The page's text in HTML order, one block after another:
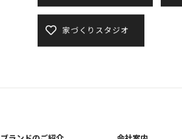
家づくりスタジオ